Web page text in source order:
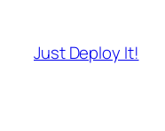
Just Deploy It!